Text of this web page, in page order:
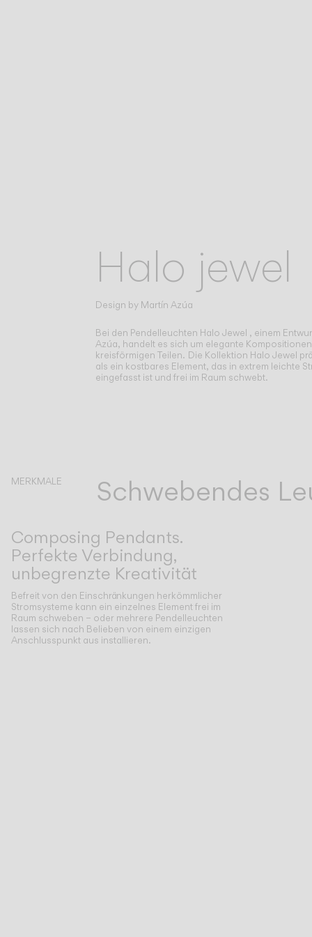
Halo jewel
Design by Martín Azúa
Bei den Pendelleuchten Halo Jewel , einem
Azúa, handelt es sich um elegante
kreisförmigen Teilen. Die Kollektion Halo Jewel
als ein kostbares Element, das in extrem leichte
eingefasst ist und frei im Raum schwebt.
MERKMALE Schwebendes
Composing Pendants.
Perfekte Verbindung,
unbegrenzte Kreativität
Befreit von den Einschränkungen herkömmlicher
Stromsysteme kann ein einzelnes Element frei im
Raum schweben – oder mehrere Pendelleuchten
lassen sich nach Belieben von einem einzigen
Anschlusspunkt aus installieren.